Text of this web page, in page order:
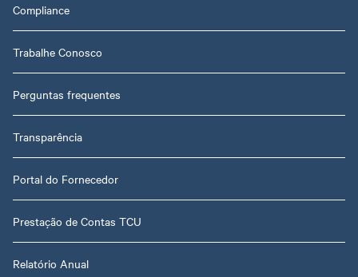
Compliance
Trabalhe Conosco
Perguntas frequentes
Transparência
Portal do Fornecedor
Prestação de Contas TCU
Relatório Anual